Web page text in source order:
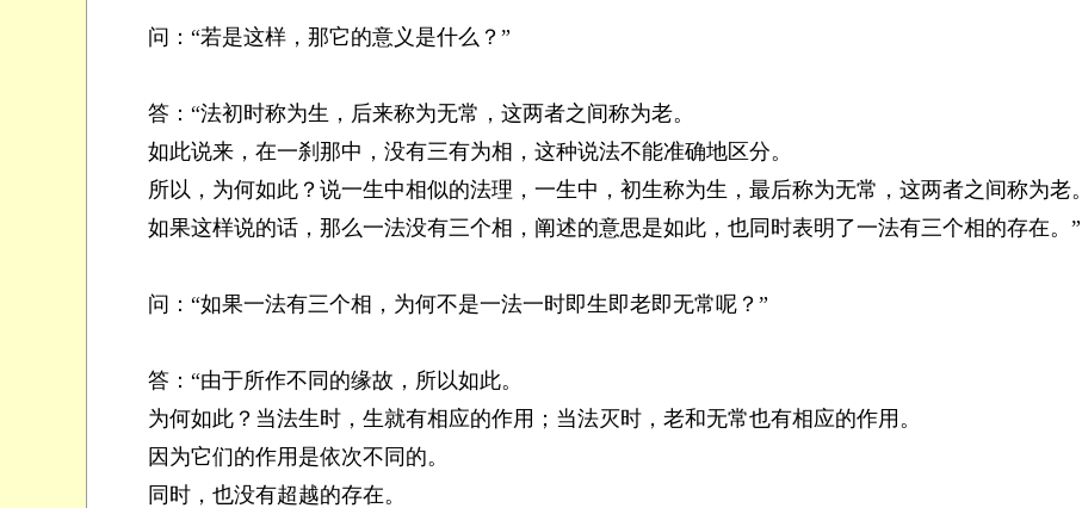
问：“若是这样，那它的意义是什么？”
答：“法初时称为生，后来称为无常，这两者之间称为老。
如此说来，在一刹那中，没有三有为相，这种说法不能准确地区分。
所以，为何如此？说一生中相似的法理，一生中，初生称为生，最后称为无常，这两者之间称为老。
如果这样说的话，那么一法没有三个相，阐述的意思是如此，也同时表明了一法有三个相的存在。”
问：“如果一法有三个相，为何不是一法一时即生即老即无常呢？”
答：“由于所作不同的缘故，所以如此。
为何如此？当法生时，生就有相应的作用；当法灭时，老和无常也有相应的作用。
因为它们的作用是依次不同的。
同时，也没有超越的存在。